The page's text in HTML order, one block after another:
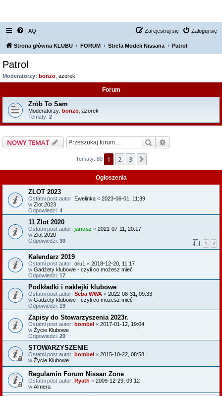
FAQ Zaloguj się
Zarejestruj się
Strona główna KLUBU FORUM Strefa Modeli Nissana Patrol
Patrol
Moderatorzy: bonzo azorek
Forum
Zrób To Sam
Moderatorzy: bonzo azorek
Tematy: 2
NOWY TEMAT Szukaj
Tematy: 80 1 2 3
Ogłoszenia
ZLOT 2023
Ostatni post autor: Ewelinka « 2023-06-01, 11:39
w Zlot 2023
Odpowiedzi: 4
11 Zlot 2020
Ostatni post autor: janusz « 2021-07-11, 20:17
w Zlot 2020
Odpowiedzi: 30 1 2
Kalendarz 2019
Ostatni post autor: oliu1 « 2018-12-20, 11:17
w Gadżety klubowe - czyli co możesz mieć
Odpowiedzi: 17
Podkładki i naklejki klubowe
Ostatni post autor: Seba WWA « 2022-08-31, 09:33
w Gadżety klubowe - czyli co możesz mieć
Odpowiedzi: 19
Zapisy do Stowarzyszenia 2023r.
Ostatni post autor: bombel « 2017-01-12, 19:04
w Życie Klubowe
Odpowiedzi: 20
STOWARZYSZENIE
Ostatni post autor: bombel « 2015-10-22, 08:58
w Życie Klubowe
Regulamin Forum Nissan Zone
Ostatni post autor: Ryath « 2009-12-29, 09:12
w Almera